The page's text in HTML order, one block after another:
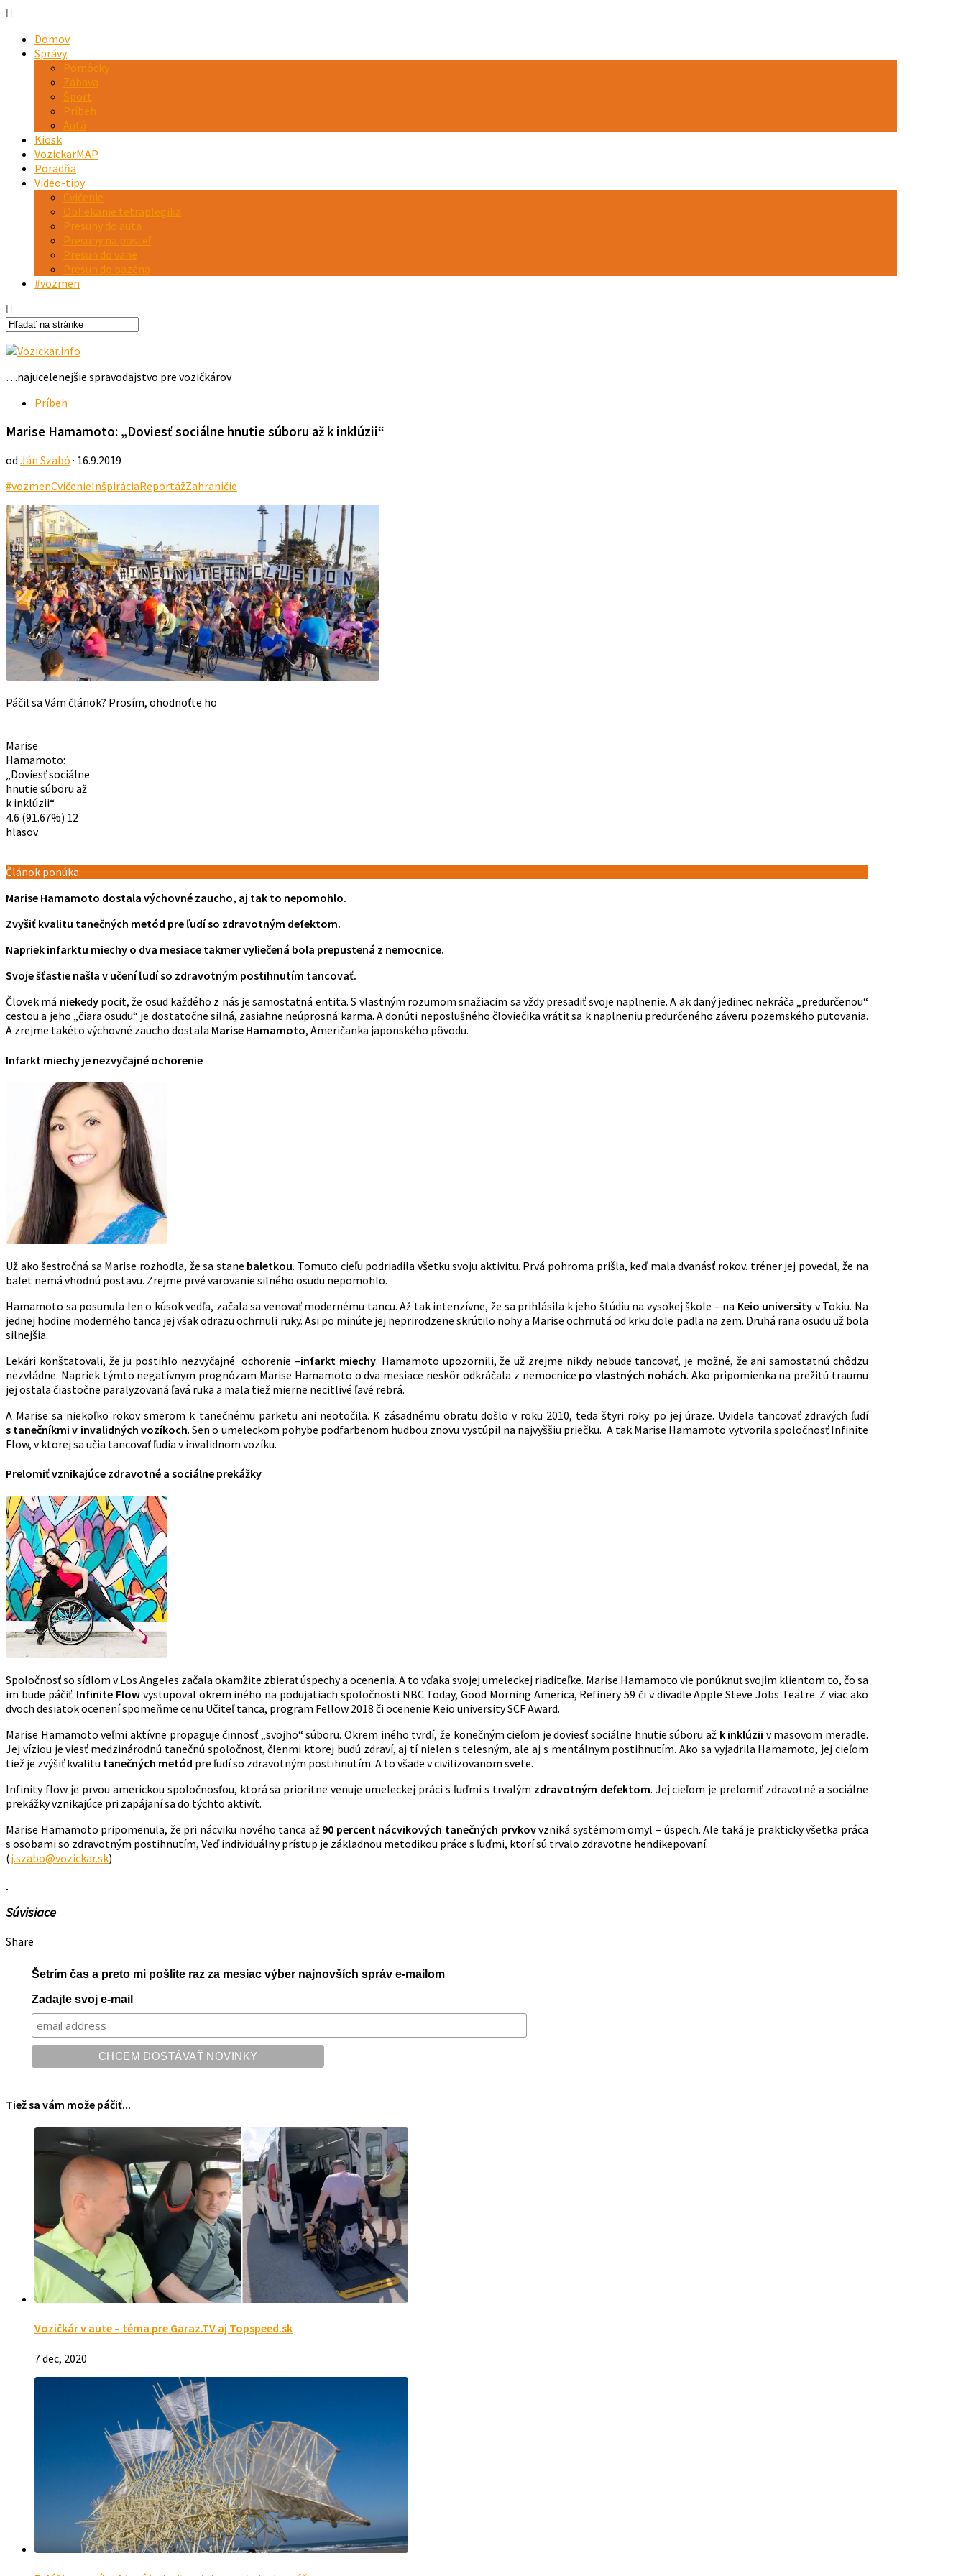
Domov
Správy
Pomôcky
Zábava
Šport
Príbeh
Autá
Kiosk
VozickarMAP
Poradňa
Video-tipy
Cvičenie
Obliekanie tetraplegika
Presuny do auta
Presuny na posteľ
Presun do vane
Presun do bazéna
#vozmen
…najucelenejšie spravodajstvo pre vozičkárov
Príbeh
Marise Hamamoto: „Doviesť sociálne hnutie súboru až k inklúzii“
od Ján Szabó · 16.9.2019
#vozmenCvičenieInšpiráciaReportážZahraničie
Páčil sa Vám článok? Prosím, ohodnoťte ho
Marise
Hamamoto:
„Doviesť sociálne
hnutie súboru až
k inklúzii“
4.6 (91.67%) 12
hlasov
Článok ponúka:
Marise Hamamoto dostala výchovné zaucho, aj tak to nepomohlo.
Zvyšiť kvalitu tanečných metód pre ľudí so zdravotným defektom.
Napriek infarktu miechy o dva mesiace takmer vyliečená bola prepustená z nemocnice.
Svoje šťastie našla v učení ľudí so zdravotným postihnutím tancovať.
Človek má niekedypocit, že osud každého z nás je samostatná entita. S vlastným rozumom snažiacim sa vždy presadiť svoje naplnenie. A ak daný jedinec nekráča „predurčenou“
cestou a jeho „čiara osudu“ je dostatočne silná, zasiahne neúprosná karma. A donúti neposlušného človiečika vrátiť sa k naplneniu predurčeného záveru pozemského putovania.
A zrejme takéto výchovné zaucho dostala Marise Hamamoto, Američanka japonského pôvodu.
Infarkt miechy je nezvyčajné ochorenie
Už ako šesťročná sa Marise rozhodla, že sa stane baletkou. Tomuto cieľu podriadila všetku svoju aktivitu. Prvá pohroma prišla, keď mala dvanásť rokov. tréner jej povedal, že na
balet nemá vhodnú postavu. Zrejme prvé varovanie silného osudu nepomohlo.
Hamamoto sa posunula len o kúsok vedľa, začala sa venovať modernému tancu. Až tak intenzívne, že sa prihlásila k jeho štúdiu na vysokej škole – na Keio university v Tokiu. Na
jednej hodine moderného tanca jej však odrazu ochrnuli ruky. Asi po minúte jej neprirodzene skrútilo nohy a Marise ochrnutá od krku dole padla na zem. Druhá rana osudu už bola
silnejšia.
Lekári konštatovali, že ju postihlo nezvyčajné ochorenie –infarkt miechy. Hamamoto upozornili, že už zrejme nikdy nebude tancovať, je možné, že ani samostatnú chôdzu
nezvládne. Napriek týmto negatívnym prognózam Marise Hamamoto o dva mesiace neskôr odkráčala z nemocnice po vlastných nohách. Ako pripomienka na prežitú traumu
jej ostala čiastočne paralyzovaná ľavá ruka a mala tiež mierne necitlivé ľavé rebrá.
A Marise sa niekoľko rokov smerom k tanečnému parketu ani neotočila. K zásadnému obratu došlo v roku 2010, teda štyri roky po jej úraze. Uvidela tancovať zdravých ľudí
s tanečníkmi v invalidných vozíkoch. Sen o umeleckom pohybe podfarbenom hudbou znovu vystúpil na najvyššiu priečku. A tak Marise Hamamoto vytvorila spoločnosť Infinite
Flow, v ktorej sa učia tancovať ľudia v invalidnom vozíku.
Prelomiť vznikajúce zdravotné a sociálne prekážky
Spoločnosť so sídlom v Los Angeles začala okamžite zbierať úspechy a ocenenia. A to vďaka svojej umeleckej riaditeľke. Marise Hamamoto vie ponúknuť svojim klientom to, čo sa
im bude páčiť. Infinite Flow vystupoval okrem iného na podujatiach spoločnosti NBC Today, Good Morning America, Refinery 59 či v divadle Apple Steve Jobs Teatre. Z viac ako
dvoch desiatok ocenení spomeňme cenu Učiteľ tanca, program Fellow 2018 či ocenenie Keio university SCF Award.
Marise Hamamoto veľmi aktívne propaguje činnosť „svojho“ súboru. Okrem iného tvrdí, že konečným cieľom je doviesť sociálne hnutie súboru až k inklúzii v masovom meradle.
Jej víziou je viesť medzinárodnú tanečnú spoločnosť, členmi ktorej budú zdraví, aj tí nielen s telesným, ale aj s mentálnym postihnutím. Ako sa vyjadrila Hamamoto, jej cieľom
tiež je zvýšiť kvalitu tanečných metód pre ľudí so zdravotným postihnutím. A to všade v civilizovanom svete.
Infinity flow je prvou americkou spoločnosťou, ktorá sa prioritne venuje umeleckej práci s ľuďmi s trvalým zdravotným defektom. Jej cieľom je prelomiť zdravotné a sociálne
prekážky vznikajúce pri zapájaní sa do týchto aktivít.
Marise Hamamoto pripomenula, že pri nácviku nového tanca až 90 percent nácvikových tanečných prvkovvzniká systémom omyl – úspech. Ale taká je prakticky všetka práca
s osobami so zdravotným postihnutím, Veď individuálny prístup je základnou metodikou práce s ľuďmi, ktorí sú trvalo zdravotne hendikepovaní.
(j.szabo@vozickar.sk)
Súvisiace
Share
Šetrím čas a preto mi pošlite raz za mesiac výber najnovších správ e-mailom
Zadajte svoj e-mail
Tiež sa vám može páčiť...
Vozičkár v aute – téma pre Garaz.TV aj Topspeed.sk
7 dec, 2020